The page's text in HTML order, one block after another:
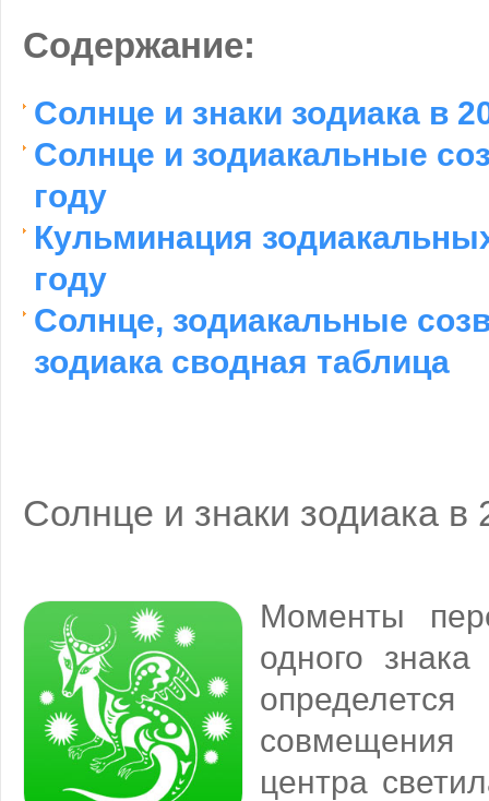
Содержание:
Солнце и знаки зодиака в
Солнце и зодиакальные
году
Кульминация
году
Солнце, зодиакальные
зодиака сводная таблица
Солнце и знаки зодиака в
Моменты
одного
совмещения
центра